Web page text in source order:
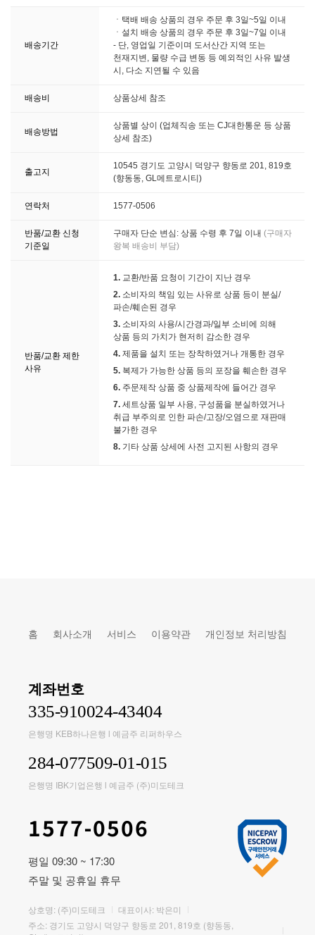
배송기간
ㆍ택배 배송 상품의 경우 주문 후 3일~5일 이내
ㆍ설치 배송 상품의 경우 주문 후 3일~7일 이내
- 단, 영업일 기준이며 도서산간 지역 또는
천재지변, 물량 수급 변동 등 예외적인 사유 발생
시, 다소 지연될 수 있음
배송비 상품상세 참조
배송방법
상품별 상이 (업체직송 또는 CJ대한통운 등 상품
상세 참조)
출고지
10545 경기도 고양시 덕양구 향동로 201, 819호
(향동동, GL메트로시티)
연락처 1577-0506
반품/교환 신청
기준일
구매자 단순 변심: 상품 수령 후 7일 이내 (구매자
왕복 배송비 부담)
반품/교환 제한
사유
1. 교환/반품 요청이 기간이 지난 경우
2. 소비자의 책임 있는 사유로 상품 등이 분실/
파손/훼손된 경우
3. 소비자의 사용/시간경과/일부 소비에 의해
상품 등의 가치가 현저히 감소한 경우
4. 제품을 설치 또는 장착하였거나 개통한 경우
5. 복제가 가능한 상품 등의 포장을 훼손한 경우
6. 주문제작 상품 중 상품제작에 들어간 경우
7. 세트상품 일부 사용, 구성품을 분실하였거나
취급 부주의로 인한 파손/고장/오염으로 재판매
불가한 경우
8. 기타 상품 상세에 사전 고지된 사항의 경우
홈 회사소개 서비스 이용약관 개인정보 처리방침
계좌번호
335-910024-43404
은행명 KEB하나은행 l 예금주 리퍼하우스
284-077509-01-015
은행명 IBK기업은행 l 예금주 (주)미도테크
1577-0506
평일 09:30 ~ 17:30
주말 및 공휴일 휴무
상호명: (주)미도테크
대표이사: 박은미
주소: 경기도 고양시 덕양구 향동로 201, 819호 (향동동,